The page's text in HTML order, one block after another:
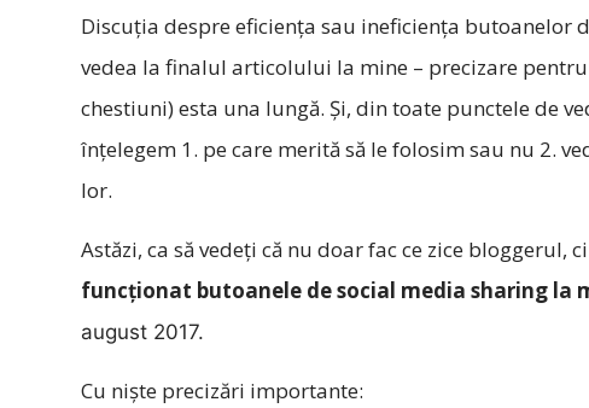
Discuția despre eficiența sau ineficiența butoanelor
vedea la finalul articolului la mine – precizare
chestiuni) esta una lungă. Și, din toate punctele de
înțelegem 1. pe care merită să le folosim sau nu 2.
lor.
Astăzi, ca să vedeți că nu doar fac ce zice bloggerul,
funcționat butoanele de social media sharing la
august 2017.
Cu niște precizări importante: